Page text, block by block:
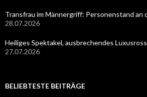
Transfrau im Männergriff: Personenstand an
28.07.2026
Heiliges Spektakel, ausbrechendes Luxusross
27.07.2026
BELIEBTESTE BEITRÄGE